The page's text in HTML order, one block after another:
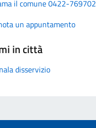
il comune 0422-769702
un appuntamento
in città
disservizio